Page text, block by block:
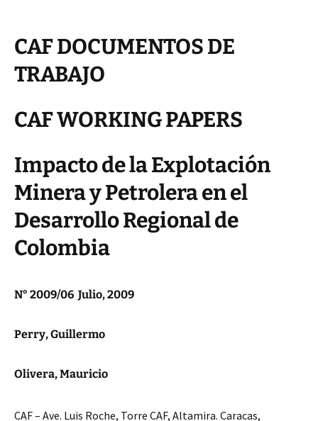
CAF DOCUMENTOS DE
TRABAJO
CAF WORKING PAPERS
Impacto de la Explotación
Minera y Petrolera en el
Desarrollo Regional de
Colombia
N° 2009/06 Julio, 2009
Perry, Guillermo
Olivera, Mauricio
CAF – Ave. Luis Roche, Torre CAF, Altamira. Caracas,